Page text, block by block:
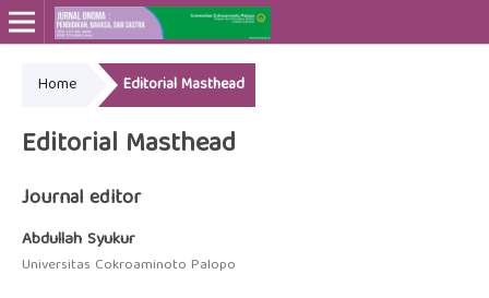
Home Editorial Masthead
Editorial Masthead
Journal editor
Abdullah Syukur
Universitas Cokroaminoto Palopo